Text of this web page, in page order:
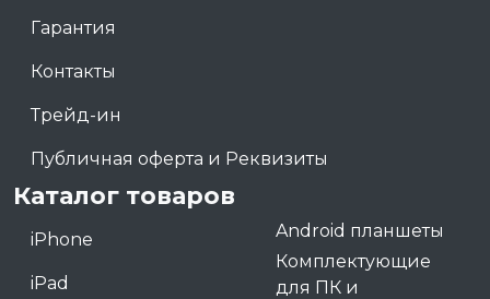
Гарантия
Контакты
Трейд-ин
Публичная оферта и Реквизиты
Каталог товаров
iPhone
iPad
Android планшеты
Комплектующие
для ПК и